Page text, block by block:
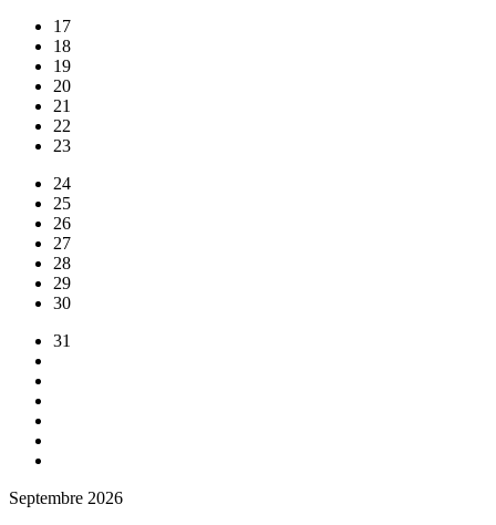
17
18
19
20
21
22
23
24
25
26
27
28
29
30
31
Septembre 2026